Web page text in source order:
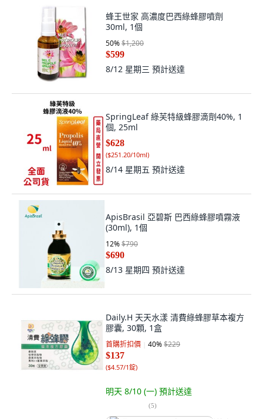
蜂王世家 高濃度巴西綠蜂膠噴劑
30ml, 1個
50%$1,200
$599
8/12 星期三 預計送達
SpringLeaf 綠芙特級蜂膠滴劑40%, 1
個, 25ml
$628
($251.20/10ml)
8/14 星期五 預計送達
ApisBrasil 亞碧斯 巴西綠蜂膠噴霧液
(30ml), 1個
12%$790
$690
8/13 星期四 預計送達
Daily.H 天天水漾 清費綠蜂膠草本複方
膠囊, 30顆, 1盒
首購折扣價 40%$229
$137
($4.57/1錠)
明天 8/10 (一) 預計送達
(5)